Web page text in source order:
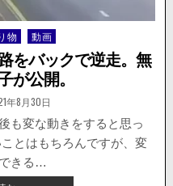
る
追
い
越
し
が
撮
影
さ
れ
る。
物 動画
をバックで逆走。無
が公開。
年8月30日
も変な動きをすると思っ
とはもちろんですが、変
きる…